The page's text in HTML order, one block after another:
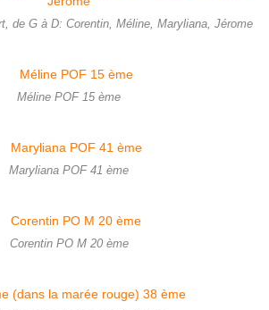
de G à D: Corentin, Méline, Maryliana, Jérome
Méline POF 15 ème
Maryliana POF 41 ème
Corentin PO M 20 ème